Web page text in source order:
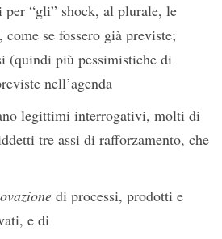
per “gli” shock, al plurale, le
se fossero già previste;
(quindi più pessimistiche di
nell’agenda
legittimi interrogativi, molti di
tre assi di rafforzamento, che
di processi, prodotti e
e di